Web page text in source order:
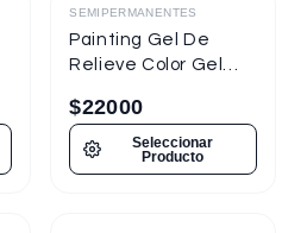
Destacado
SEMIPERMANENTES
Painting Gel De
Relieve Color Gel
$22000
Seleccionar
Producto